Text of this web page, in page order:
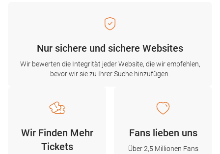
Nur sichere und sichere Websites
Wir bewerten die Integrität jeder Website, die wir empfehlen,
bevor wir sie zu Ihrer Suche hinzufügen.
Wir Finden Mehr
Tickets
Fans lieben uns
Über 2,5 Millionen Fans